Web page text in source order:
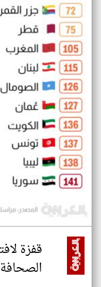
قفزة